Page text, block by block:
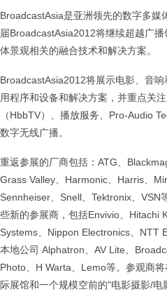
BroadcastAsia是亚洲领先的数字多媒
届BroadcastAsia2012将继续超越广
体景观相关的融合技术和解决方案。
BroadcastAsia2012将展示电影、音
用程序和设备和解决方案，并重点关
（HbbTV）、播放服务、Pro-Audio
数字无线广播。
重返参展的厂商包括：ATG、
Grass Valley、Harmonic、Harris、
Sennheiser、Snell、Tektronix、VSN
些新的参展商，包括Envivio、Hitachi
Systems、Nippon Electronics、NTT
本地公司 Alphatron、AV Lite、
Photo、H Warta、Lemo等。参观商
际展馆和一个规模空前的"电影摄影/电